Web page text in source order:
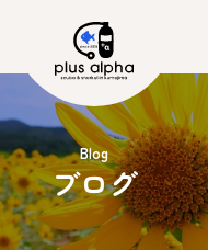
Blog
ブログ